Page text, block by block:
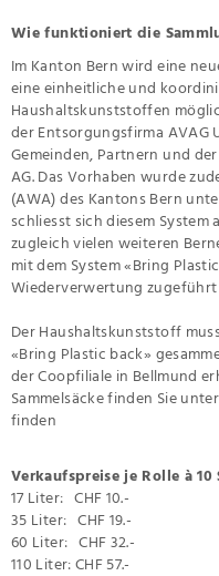
Wie funktioniert die
Im Kanton Bern wird eine
eine einheitliche und
Haushaltskunststoffen
der Entsorgungsfirma AVAG
Gemeinden, Partnern und
AG. Das Vorhaben wurde
(AWA) des Kantons Bern
schliesst sich diesem
zugleich vielen weiteren
mit dem System «Bring
Wiederverwertung
Der Haushaltskunststoff
«Bring Plastic back»
der Coopfiliale in Bellmund
Sammelsäcke finden Sie
finden
Verkaufspreise je Rolle à 10
17 Liter: CHF 10.-
35 Liter: CHF 19.-
60 Liter: CHF 32.-
110 Liter: CHF 57.-